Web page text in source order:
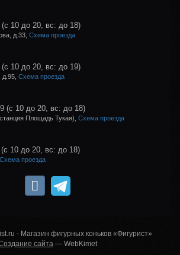
(с 10 до 20, вс: до 18)
д.33, Схема проезда
(с 10 до 20, вс: до 19)
Схема проезда
(с 10 до 20, вс: до 18)
Площадь Тукая), Схема проезда
(с 10 до 20, вс: до 18)
Схема проезда
- Магазин фигурных коньков «Фигурист»
сайта — WebKimet